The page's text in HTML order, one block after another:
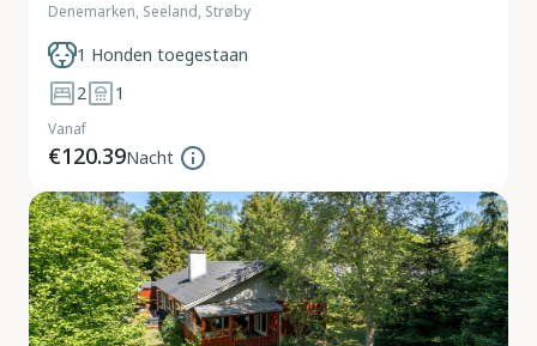
Denemarken, Seeland, Strøby
1 Honden toegestaan
2
1
Vanaf
€120.39Nacht